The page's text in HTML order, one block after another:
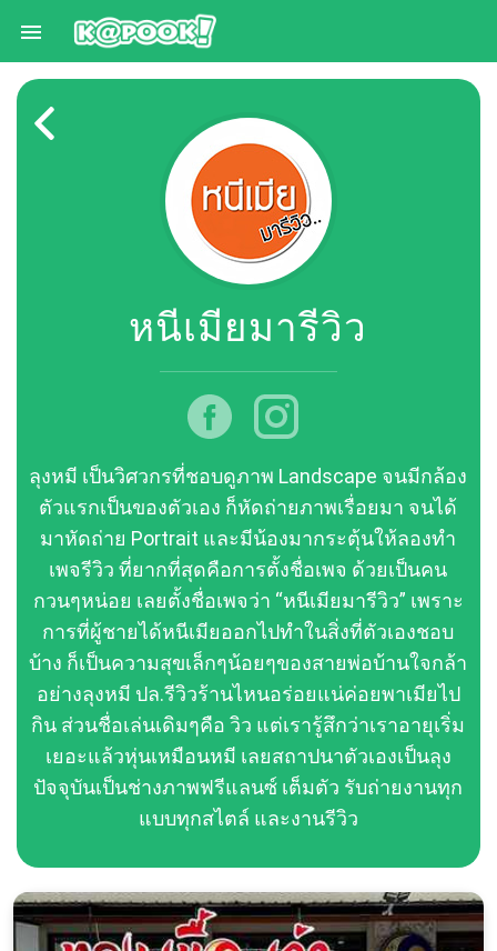

หนีเมียมารีวิว
ลุงหมี เป็นวิศวกรที่ชอบดูภาพ Landscape จนมีกล้อง
ตัวแรกเป็นของตัวเอง ก็หัดถ่ายภาพเรื่อยมา จนได้
มาหัดถ่าย Portrait และมีน้องมากระตุ้นให้ลองทำ
เพจรีวิว ที่ยากที่สุดคือการตั้งชื่อเพจ ด้วยเป็นคน
กวนๆหน่อย เลยตั้งชื่อเพจว่า “หนีเมียมารีวิว” เพราะ
การที่ผู้ชายได้หนีเมียออกไปทำในสิ่งที่ตัวเองชอบ
บ้าง ก็เป็นความสุขเล็กๆน้อยๆของสายพ่อบ้านใจกล้า
อย่างลุงหมี ปล.รีวิวร้านไหนอร่อยแน่ค่อยพาเมียไป
กิน ส่วนชื่อเล่นเดิมๆคือ วิว แต่เรารู้สึกว่าเราอายุเริ่ม
เยอะแล้วหุ่นเหมือนหมี เลยสถาปนาตัวเองเป็นลุง
ปัจจุบันเป็นช่างภาพฟรีแลนซ์ เต็มตัว รับถ่ายงานทุก
แบบทุกสไตล์ และงานรีวิว